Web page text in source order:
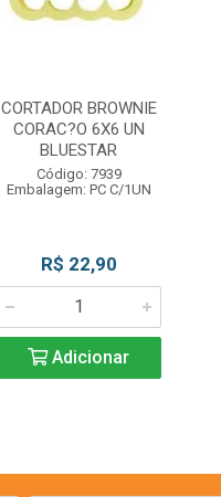
CORTADOR BROWNIE
CORAC?O 6X6 UN
BLUESTAR
Código: 7939
Embalagem: PC C/1UN
R$ 22,90
Adicionar